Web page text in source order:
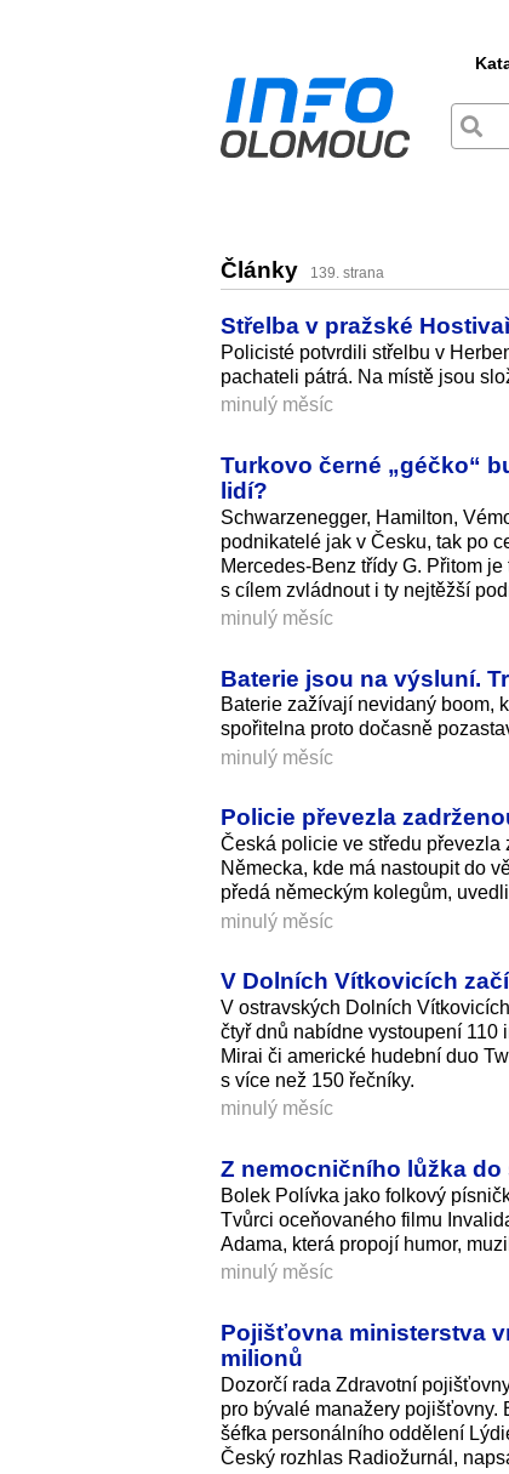
Články 139. strana
Střelba v pražské
Policisté potvrdili střelbu v
pachateli pátrá. Na místě jsou
minulý měsíc
Turkovo černé „géčko“
lidí?
Schwarzenegger, Hamilton,
podnikatelé jak v Česku, tak po
Mercedes-Benz třídy G. Přitom
s cílem zvládnout i ty nejtěžší
minulý měsíc
Baterie jsou na výsluní.
Baterie zažívají nevidaný boom,
spořitelna proto dočasně
minulý měsíc
Policie převezla
Česká policie ve středu
Německa, kde má nastoupit do
předá německým kolegům,
minulý měsíc
V Dolních Vítkovicích
V ostravských Dolních
čtyř dnů nabídne vystoupení 110
Mirai či americké hudební duo
s více než 150 řečníky.
minulý měsíc
Z nemocničního lůžka
Bolek Polívka jako folkový
Tvůrci oceňovaného filmu
Adama, která propojí humor,
minulý měsíc
Pojišťovna ministerstva
milionů
Dozorčí rada Zdravotní
pro bývalé manažery pojišťovny.
šéfka personálního oddělení
Český rozhlas Radiožurnál,